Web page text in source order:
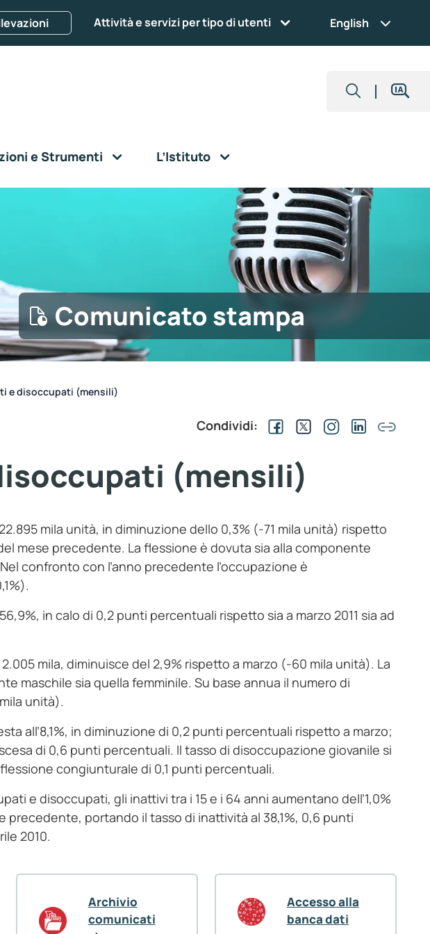
Attività e servizi per tipo di utenti English
e Strumenti L’Istituto
Comunicato stampa
e disoccupati (mensili)
Condividi:
(mensili)
mila unità, in diminuzione dello 0,3% (-71 mila unità) rispetto
mese precedente. La flessione è dovuta sia alla componente
confronto con l’anno precedente l’occupazione è
in calo di 0,2 punti percentuali rispetto sia a marzo 2011 sia ad
mila, diminuisce del 2,9% rispetto a marzo (-60 mila unità). La
maschile sia quella femminile. Su base annua il numero di
unità).
all’8,1%, in diminuzione di 0,2 punti percentuali rispetto a marzo;
di 0,6 punti percentuali. Il tasso di disoccupazione giovanile si
congiunturale di 0,1 punti percentuali.
e disoccupati, gli inattivi tra i 15 e i 64 anni aumentano dell’1,0%
precedente, portando il tasso di inattività al 38,1%, 0,6 punti
2010.
Archivio
comunicati
Accesso alla
banca dati